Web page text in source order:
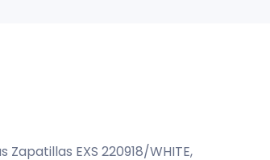
EXS 220918/WHITE,